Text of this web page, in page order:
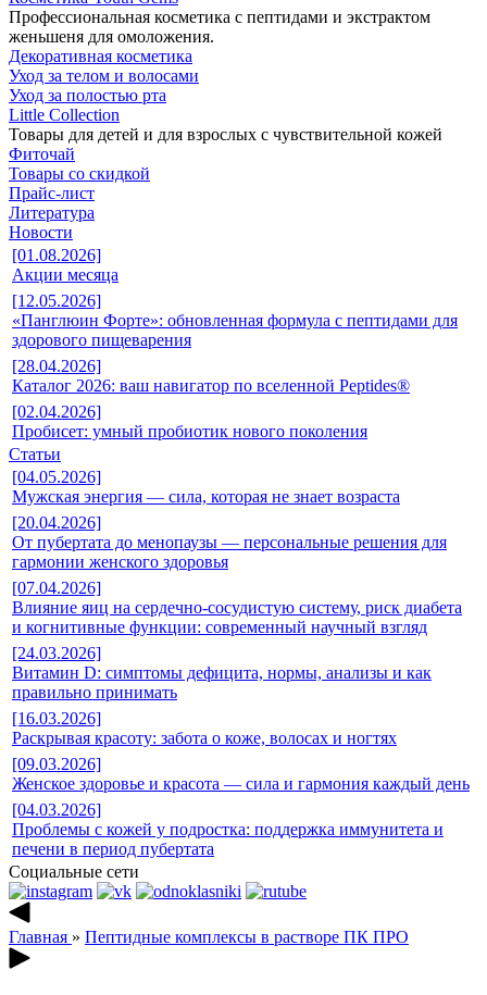
Профессиональная косметика с пептидами и экстрактом
женьшеня для омоложения.
Декоративная косметика
Уход за телом и волосами
Уход за полостью рта
Little Collection
Товары для детей и для взрослых с чувствительной кожей
Фиточай
Товары со скидкой
Прайс-лист
Литература
Новости
[01.08.2026]
Акции месяца
[12.05.2026]
«Панглюин Форте»: обновленная формула с пептидами для
здорового пищеварения
[28.04.2026]
Каталог 2026: ваш навигатор по вселенной Peptides®
[02.04.2026]
Пробисет: умный пробиотик нового поколения
Статьи
[04.05.2026]
Мужская энергия — сила, которая не знает возраста
[20.04.2026]
От пубертата до менопаузы — персональные решения для
гармонии женского здоровья
[07.04.2026]
Влияние яиц на сердечно-сосудистую систему, риск диабета
и когнитивные функции: современный научный взгляд
[24.03.2026]
Витамин D: симптомы дефицита, нормы, анализы и как
правильно принимать
[16.03.2026]
Раскрывая красоту: забота о коже, волосах и ногтях
[09.03.2026]
Женское здоровье и красота — сила и гармония каждый день
[04.03.2026]
Проблемы с кожей у подростка: поддержка иммунитета и
печени в период пубертата
Социальные сети
Главная » Пептидные комплексы в растворе ПК ПРО